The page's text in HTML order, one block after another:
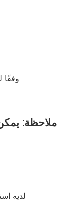
وفقًا لمتطلبات العملاء ، يمكننا أيضًا تخصيص سمك الصلب ولون المظهر والمعالجة المضادة للوقوف وألواح الجدران والألواح السفلية ، إلخ.
ملاحظة: